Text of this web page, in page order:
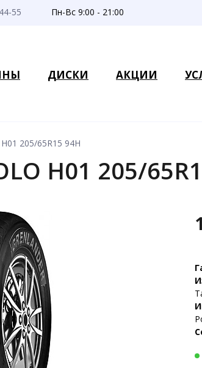
55 Пн-Вс 9:00 - 21:00
ДИСКИ АКЦИИ
205/65R15 94H
H01 205/